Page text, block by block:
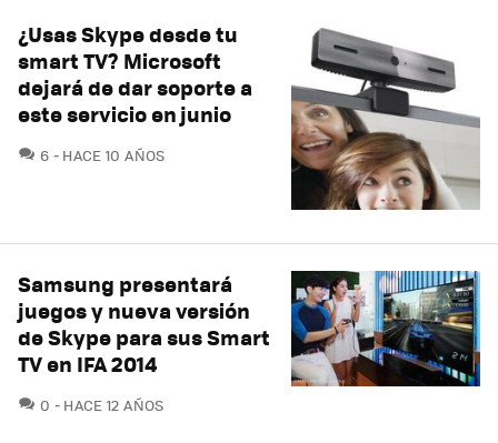
¿Usas Skype desde tu
smart TV? Microsoft
dejará de dar soporte a
este servicio en junio
6 COMENTARIOS
HACE 10 AÑOS
Samsung presentará
juegos y nueva versión
de Skype para sus Smart
TV en IFA 2014
0 COMENTARIOS
HACE 12 AÑOS